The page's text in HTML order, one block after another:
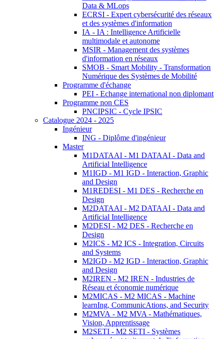
Data & MLops
ECRSI - Expert cybersécurité des réseaux
et des systèmes d'information
IA - IA : Intelligence Artificielle
multimodale et autonome
MSIR - Management des systèmes
d'information en réseaux
SMOB - Smart Mobility - Transformation
Numérique des Systèmes de Mobilité
Programme d'échange
PEI - Echange international non diplomant
Programme non CES
PNCIPSIC - Cycle IPSIC
Catalogue 2024 - 2025
Ingénieur
ING - Diplôme d'ingénieur
Master
M1DATAAI - M1 DATAAI - Data and
Artificial Intelligence
M1IGD - M1 IGD - Interaction, Graphic
and Design
M1REDESI - M1 DES - Recherche en
Design
M2DATAAI - M2 DATAAI - Data and
Artificial Intelligence
M2DESI - M2 DES - Recherche en
Design
M2ICS - M2 ICS - Integration, Circuits
and Systems
M2IGD - M2 IGD - Interaction, Graphic
and Design
M2IREN - M2 IREN - Industries de
Réseau et économie numérique
M2MICAS - M2 MICAS - Machine
learnIng, CommunicAtions, and Security
M2MVA - M2 MVA - Mathématiques,
Vision, Apprentissage
M2SETI - M2 SETI - Systèmes